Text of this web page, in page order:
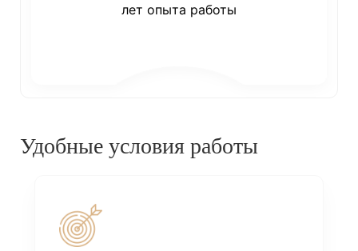
лет опыта работы
Удобные условия работы